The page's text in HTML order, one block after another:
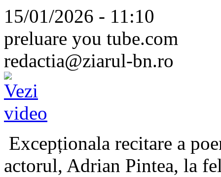
15/01/2026 - 11:10
preluare you tube.com
redactia@ziarul-bn.ro
Excepționala recitare a
actorul, Adrian Pintea, la